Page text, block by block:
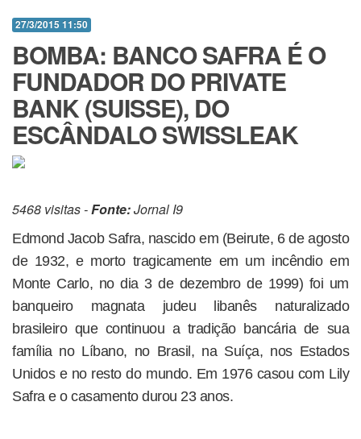
27/3/2015 11:50
BOMBA: BANCO SAFRA É O
FUNDADOR DO PRIVATE
BANK (SUISSE), DO
ESCÂNDALO SWISSLEAK
5468 visitas -Fonte:Jornal I9
Edmond Jacob Safra, nascido em (Beirute, 6 de agosto
de 1932, e morto tragicamente em um incêndio em
Monte Carlo, no dia 3 de dezembro de 1999) foi um
banqueiro magnata judeu libanês naturalizado
brasileiro que continuou a tradição bancária de sua
família no Líbano, no Brasil, na Suíça, nos Estados
Unidos e no resto do mundo. Em 1976 casou com Lily
Safra e o casamento durou 23 anos.